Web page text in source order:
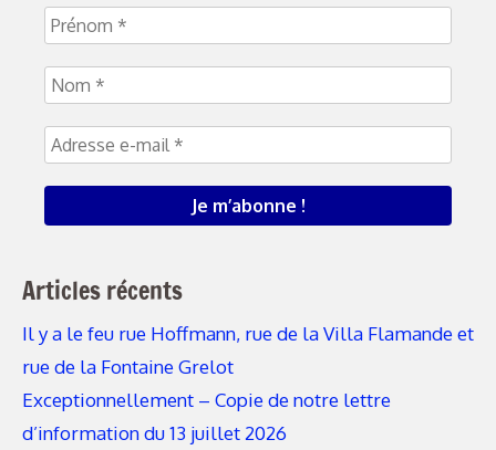
Articles récents
Il y a le feu rue Hoffmann, rue de la Villa Flamande et
rue de la Fontaine Grelot
Exceptionnellement – Copie de notre lettre
d’information du 13 juillet 2026